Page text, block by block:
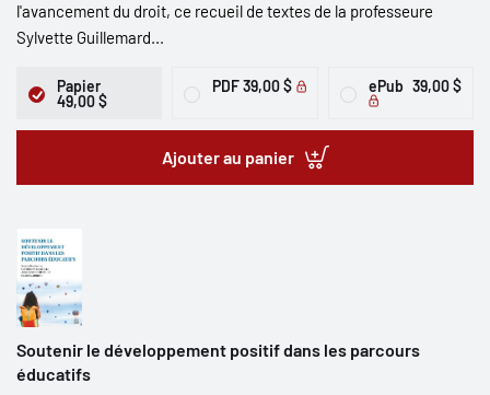
l'avancement du droit, ce recueil de textes de la professeure
Sylvette Guillemard...
Papier
49,00 $
PDF 39,00 $ ePub 39,00 $
Ajouter au panier
Soutenir le développement positif dans les parcours
éducatifs